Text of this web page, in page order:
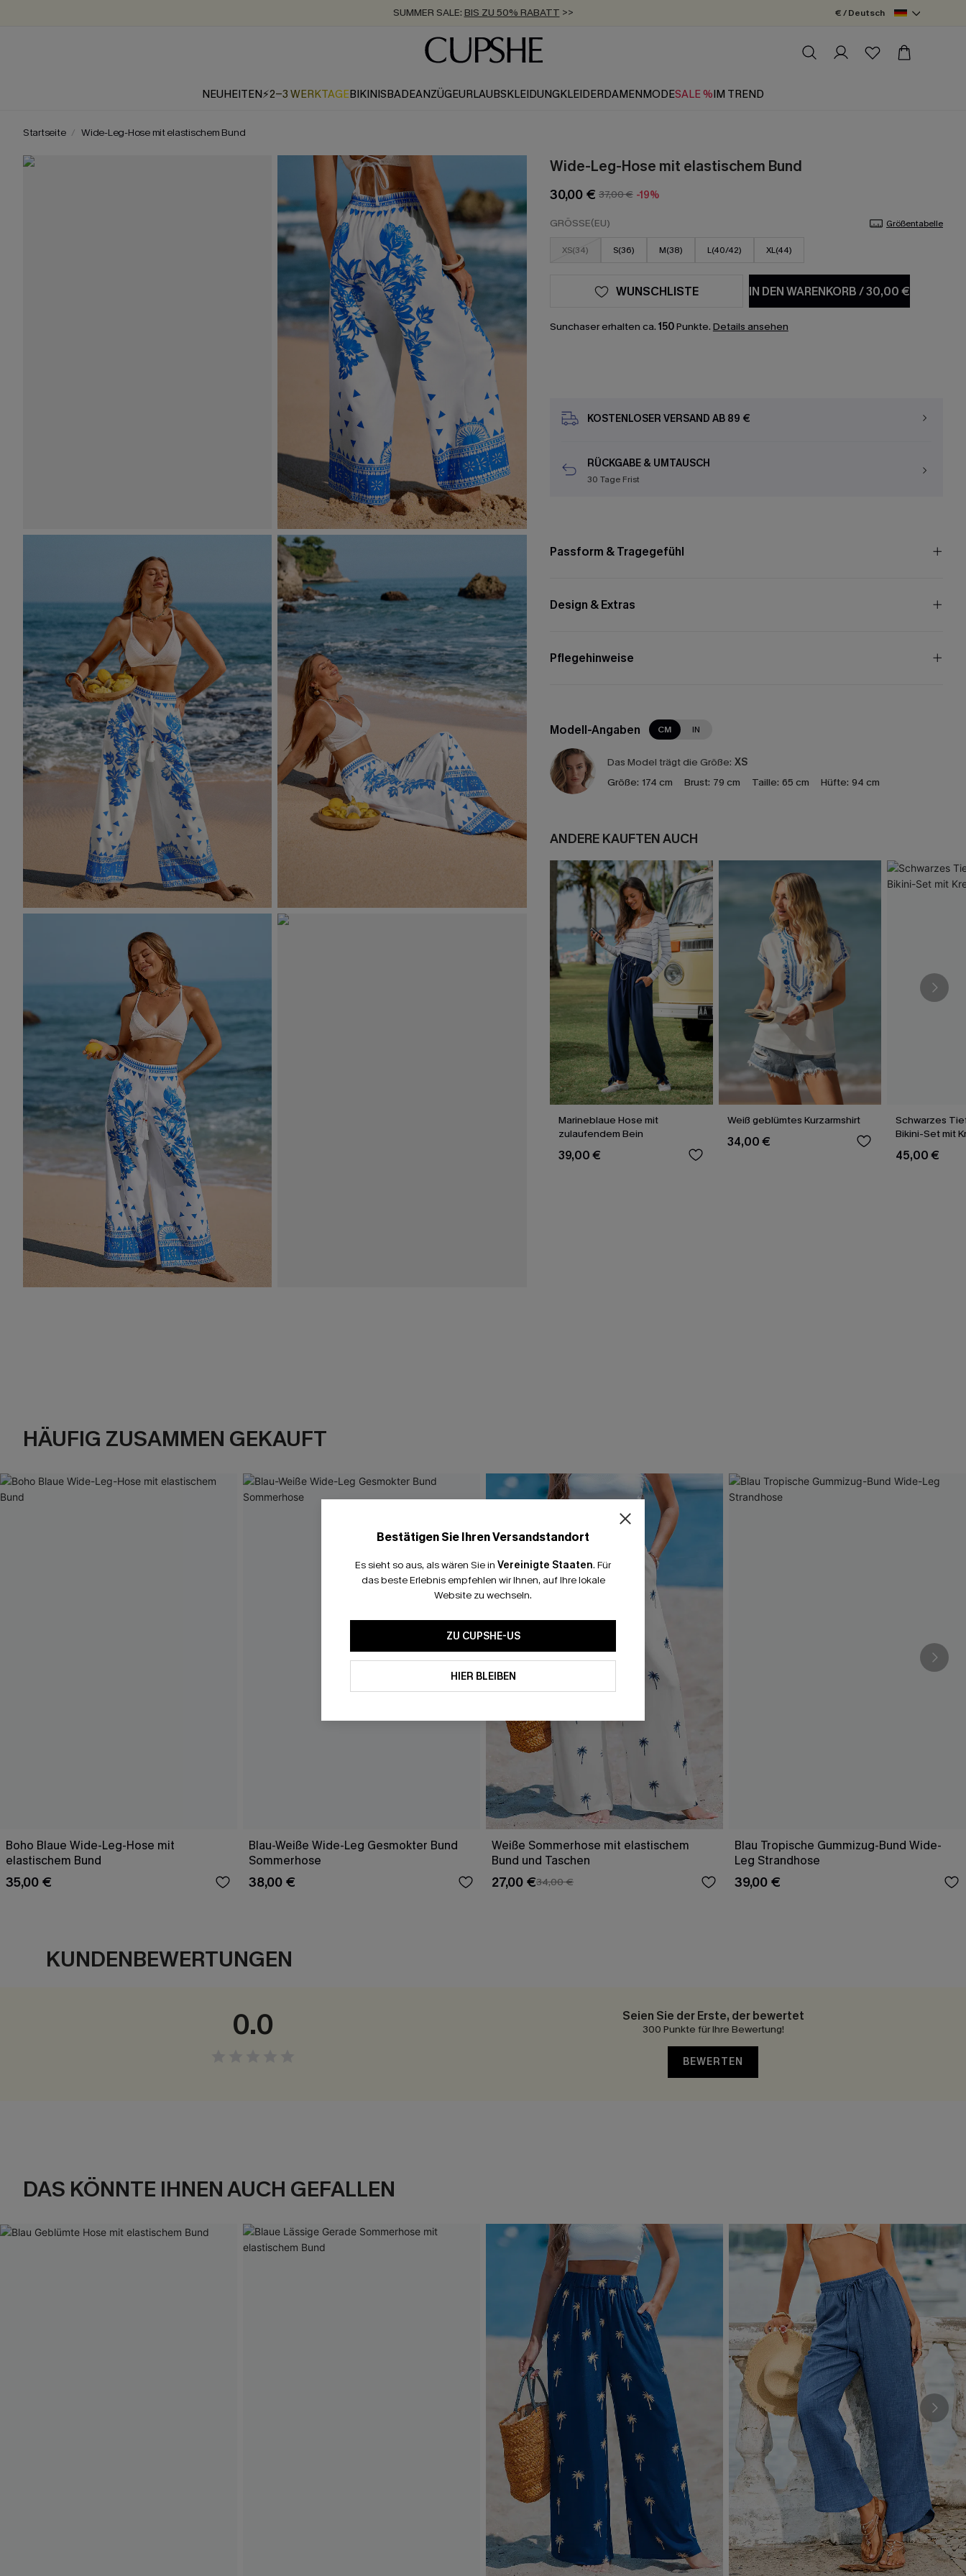
ZUM NEWSLETTER:BIS ZU -20% EXTRA ERHALTEN
KOSTENLOSER VERSAND AB 89 €
€ / Deutsch
NEUHEITEN⚡2-3 WERKTAGEBIKINISBADEANZÜGEURLAUBSKLEIDUNGKLEIDERDAMENMODESALE %IM TREND
Startseite Wide-Leg-Hose mit elastischem Bund
Wide-Leg-Hose mit elastischem Bund
30,00 € 37,00 € -19%
GRÖSSE(EU) Größentabelle
XS(34) S(36) M(38) L(40/42) XL(44)
IN DEN WARENKORB/30,00 €
WUNSCHLISTE
Sunchaser erhalten ca. 150Punkte. Details ansehen
KOSTENLOSER VERSAND AB 89 €
RÜCKGABE & UMTAUSCH
30 Tage Frist
Passform & Tragegefühl
Design & Extras
Pflegehinweise
Modell-Angaben CM IN
Das Model trägt die Größe: XS
Größe: 174 cm Brust: 79 cm Taille: 65 cm Hüfte: 94 cm
ANDERE KAUFTEN AUCH
Marineblaue Hose mit
zulaufendem Bein
39,00 €
Weiß geblümtes Kurzarmshirt
34,00 €
Schwarzes
Bikini-Set mit
45,00 €
HÄUFIG ZUSAMMEN GEKAUFT
Boho Blaue Wide-Leg-Hose mit
elastischem Bund
35,00 €
Blau-Weiße Wide-Leg Gesmokter Bund
Sommerhose
38,00 €
Weiße Sommerhose mit elastischem
Bund und Taschen
27,00 €34,00 €
Blau Tropische Gummizug-Bund Wide-
Leg Strandhose
39,00 €
KUNDENBEWERTUNGEN
0.0 Seien Sie der Erste, der bewertet
300 Punkte für Ihre Bewertung!
BEWERTEN
DAS KÖNNTE IHNEN AUCH GEFALLEN
Bestätigen Sie Ihren Versandstandort
Es sieht so aus, als wären Sie in Vereinigte Staaten. Für
das beste Erlebnis empfehlen wir Ihnen, auf Ihre lokale
Website zu wechseln.
ZU CUPSHE-US
HIER BLEIBEN